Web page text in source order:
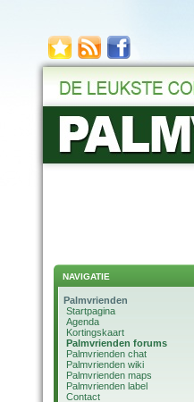
NAVIGATIE
Palmvrienden
Startpagina
Agenda
Kortingskaart
Palmvrienden forums
Palmvrienden chat
Palmvrienden wiki
Palmvrienden maps
Palmvrienden label
Contact